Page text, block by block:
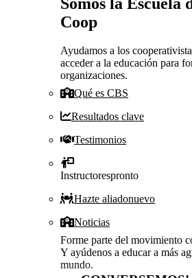
Coop
Ayudamos a los
acceder a la educación para
organizaciones.
Qué es CBS
Resultados clave
Testimonios
Instructorespronto
Hazte aliadonuevo
Noticias
Forme parte del movimiento
Y ayúdenos a educar a más
mundo.